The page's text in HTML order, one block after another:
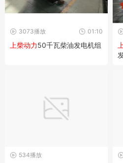
01:10
3073播放
上柴动力50千瓦柴油发电机组
534播放